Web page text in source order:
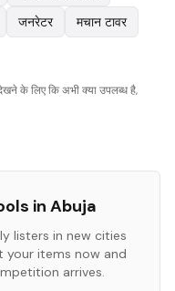
जनरेटर
मचान टावर
के लिए कि अभी क्या उपलब्ध है,
in Abuja
listers in new cities
your items now and
arrives.